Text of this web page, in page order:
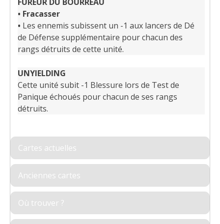
• Fracasser
• Les ennemis subissent un -1 aux lancers de Dé
de Défense supplémentaire pour chacun des
rangs détruits de cette unité.
UNYIELDING
Cette unité subit -1 Blessure lors de Test de
Panique échoués pour chacun de ses rangs
détruits.
Cartes actuelles
Anciennes cartes
Où trouver ?